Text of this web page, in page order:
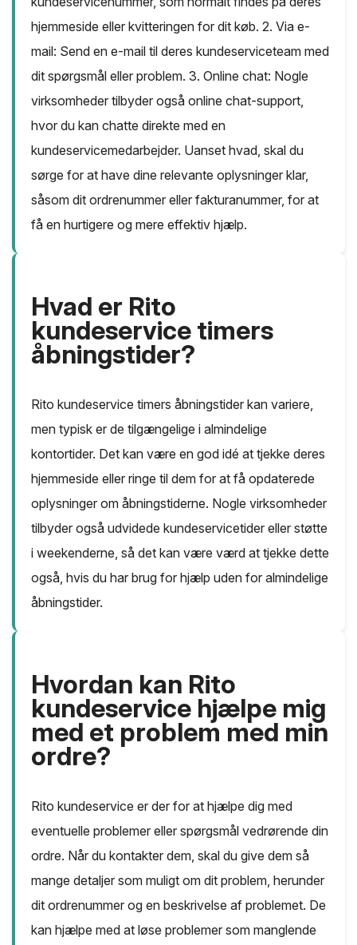
hjemmeside eller kvitteringen for dit køb. 2. Via e-
mail: Send en e-mail til deres kundeserviceteam med
dit spørgsmål eller problem. 3. Online chat: Nogle
virksomheder tilbyder også online chat-support,
hvor du kan chatte direkte med en
kundeservicemedarbejder. Uanset hvad, skal du
sørge for at have dine relevante oplysninger klar,
såsom dit ordrenummer eller fakturanummer, for at
få en hurtigere og mere effektiv hjælp.
Hvad er Rito
kundeservice timers
åbningstider?
Rito kundeservice timers åbningstider kan variere,
men typisk er de tilgængelige i almindelige
kontortider. Det kan være en god idé at tjekke deres
hjemmeside eller ringe til dem for at få opdaterede
oplysninger om åbningstiderne. Nogle virksomheder
tilbyder også udvidede kundeservicetider eller støtte
i weekenderne, så det kan være værd at tjekke dette
også, hvis du har brug for hjælp uden for almindelige
åbningstider.
Hvordan kan Rito
kundeservice hjælpe mig
med et problem med min
ordre?
Rito kundeservice er der for at hjælpe dig med
eventuelle problemer eller spørgsmål vedrørende din
ordre. Når du kontakter dem, skal du give dem så
mange detaljer som muligt om dit problem, herunder
dit ordrenummer og en beskrivelse af problemet. De
kan hjælpe med at løse problemer som manglende